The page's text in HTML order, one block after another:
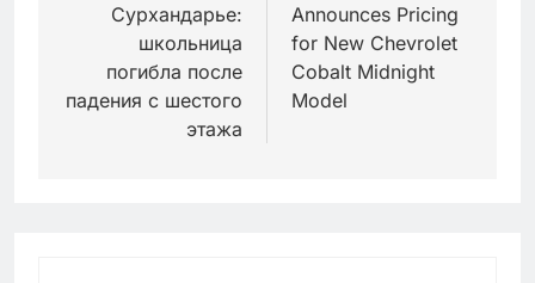
записям
Сурхандарье:
школьница
погибла после
падения с шестого
этажа
Announces Pricing
for New Chevrolet
Cobalt Midnight
Model